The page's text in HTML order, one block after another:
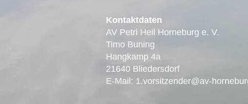
Kontaktdaten
AV Petri Heil Horneburg e. V.
Timo Buning
Hangkamp 4a
21640 Bliedersdorf
E-Mail: 1.vorsitzender@av-